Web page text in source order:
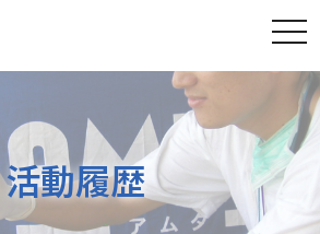
活動履歴